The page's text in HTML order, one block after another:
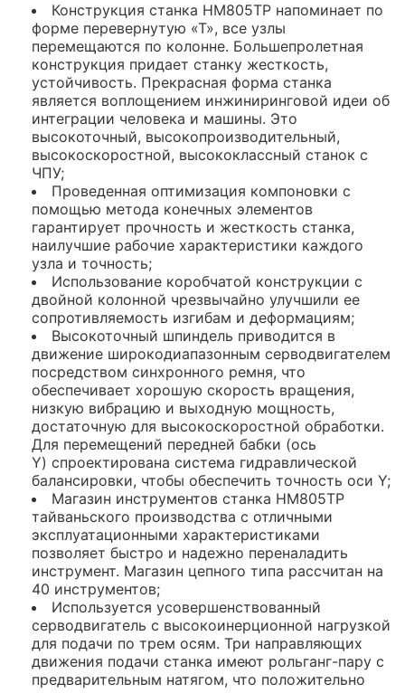
Конструкция станка HM805TP напоминает по
форме перевернутую «Т», все узлы
перемещаются по колонне. Большепролетная
конструкция придает станку жесткость,
устойчивость. Прекрасная форма станка
является воплощением инжиниринговой идеи об
интеграции человека и машины. Это
высокоточный, высокопроизводительный,
высокоскоростной, высококлассный станок с
ЧПУ;
Проведенная оптимизация компоновки с
помощью метода конечных элементов
гарантирует прочность и жесткость станка,
наилучшие рабочие характеристики каждого
узла и точность;
Использование коробчатой конструкции с
двойной колонной чрезвычайно улучшили ее
сопротивляемость изгибам и деформациям;
Высокоточный шпиндель приводится в
движение широкодиапазонным серводвигателем
посредством синхронного ремня, что
обеспечивает хорошую скорость вращения,
низкую вибрацию и выходную мощность,
достаточную для высокоскоростной обработки.
Для перемещений передней бабки (ось
Y) спроектирована система гидравлической
балансировки, чтобы обеспечить точность оси Y;
Магазин инструментов станка HM805TP
тайваньского производства с отличными
эксплуатационными характеристиками
позволяет быстро и надежно переналадить
инструмент. Магазин цепного типа рассчитан на
40 инструментов;
Используется усовершенствованный
серводвигатель с высокоинерционной нагрузкой
для подачи по трем осям. Три направляющих
движения подачи станка имеют рольганг-пару с
предварительным натягом, что положительно